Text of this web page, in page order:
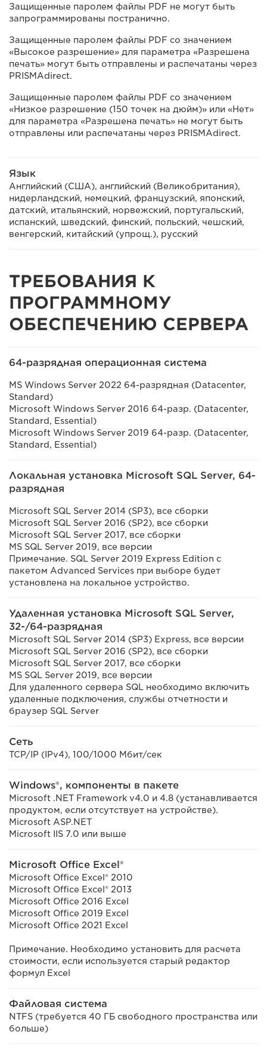
Защищенные паролем файлы PDF не могут быть
запрограммированы постранично.
Защищенные паролем файлы PDF со значением
«Высокое разрешение» для параметра «Разрешена
печать» могут быть отправлены и распечатаны через
PRISMAdirect.
Защищенные паролем файлы PDF со значением
«Низкое разрешение (150 точек на дюйм)» или «Нет»
для параметра «Разрешена печать» не могут быть
отправлены или распечатаны через PRISMAdirect.
Язык
Английский (США), английский (Великобритания),
нидерландский, немецкий, французский, японский,
датский, итальянский, норвежский, португальский,
испанский, шведский, финский, польский, чешский,
венгерский, китайский (упрощ.), русский
ТРЕБОВАНИЯ К
ПРОГРАММНОМУ
ОБЕСПЕЧЕНИЮ СЕРВЕРА
64-разрядная операционная система
MS Windows Server 2022 64-разрядная (Datacenter,
Standard)
Microsoft Windows Server 2016 64-разр. (Datacenter,
Standard, Essential)
Microsoft Windows Server 2019 64-разр. (Datacenter,
Standard, Essential)
Локальная установка Microsoft SQL Server, 64-
разрядная
Microsoft SQL Server 2014 (SP3), все сборки
Microsoft SQL Server 2016 (SP2), все сборки
Microsoft SQL Server 2017, все сборки
MS SQL Server 2019, все версии
Примечание. SQL Server 2019 Express Edition с
пакетом Advanced Services при выборе будет
установлена на локальное устройство.
Удаленная установка Microsoft SQL Server,
32-/64-разрядная
Microsoft SQL Server 2014 (SP3) Express, все версии
Microsoft SQL Server 2016 (SP2), все сборки
Microsoft SQL Server 2017, все сборки
MS SQL Server 2019, все версии
Для удаленного сервера SQL необходимо включить
удаленные подключения, службы отчетности и
браузер SQL Server
Сеть
TCP/IP (IPv4), 100/1000 Мбит/сек
Windows®, компоненты в пакете
Microsoft .NET Framework v4.0 и 4.8 (устанавливается
продуктом, если отсутствует на устройстве).
Microsoft ASP.NET
Microsoft IIS 7.0 или выше
Microsoft Office Excel®
Microsoft Office Excel® 2010
Microsoft Office Excel® 2013
Microsoft Office 2016 Excel
Microsoft Office 2019 Excel
Microsoft Office 2021 Excel
Примечание. Необходимо установить для расчета
стоимости, если используется старый редактор
формул Excel
Файловая система
NTFS (требуется 40 ГБ свободного пространства или
больше)